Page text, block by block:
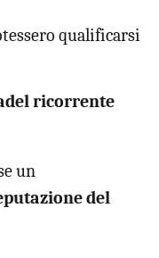
qualificarsi
del ricorrente
un
del